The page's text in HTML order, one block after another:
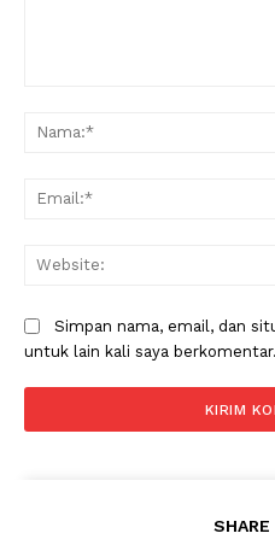
Simpan nama, email, dan
untuk lain kali saya berkomentar.
SHARE